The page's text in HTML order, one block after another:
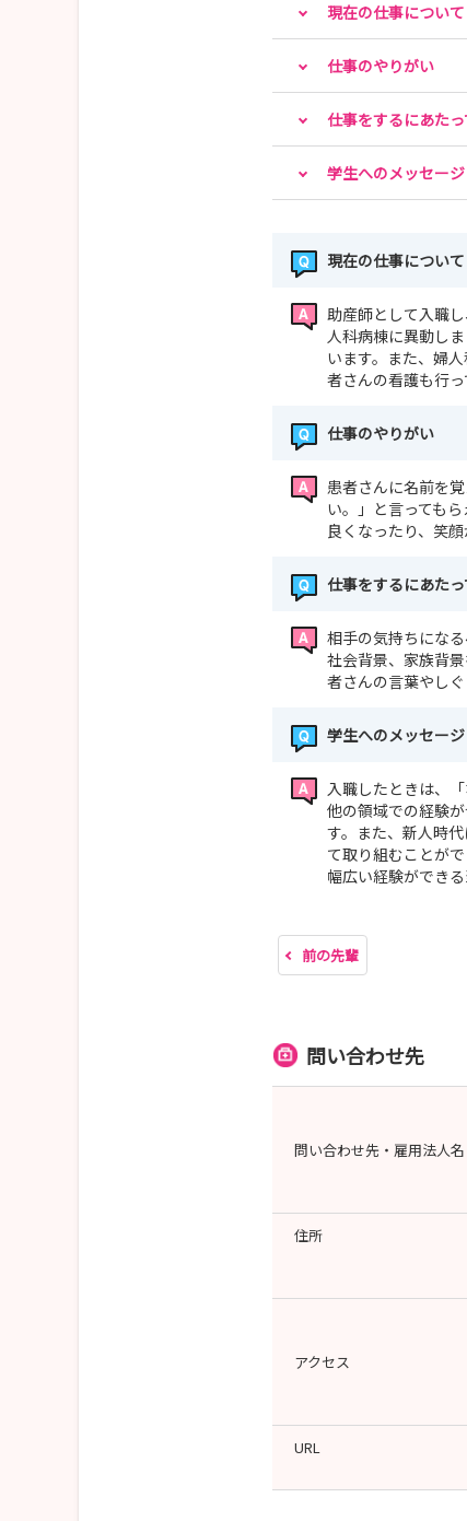
長野市若里五丁目22番1号 現在の仕事について
仕事のやりがい
仕事をするにあた
学生へのメッセージ
現在の仕事について
助産師として入職
人科病棟に異動し
います。また、婦
者さんの看護も行っ
仕事のやりがい
患者さんに名前を
い。」と言っても
良くなったり、笑
仕事をするにあた
相手の気持ちにな
社会背景、家族背
者さんの言葉やし
学生へのメッセージ
入職したときは、
他の領域での経験
す。また、新人時
て取り組むことがで
幅広い経験ができ
前の先輩
問い合わせ先
問い合わせ先・雇用法人名
住所
アクセス
URL